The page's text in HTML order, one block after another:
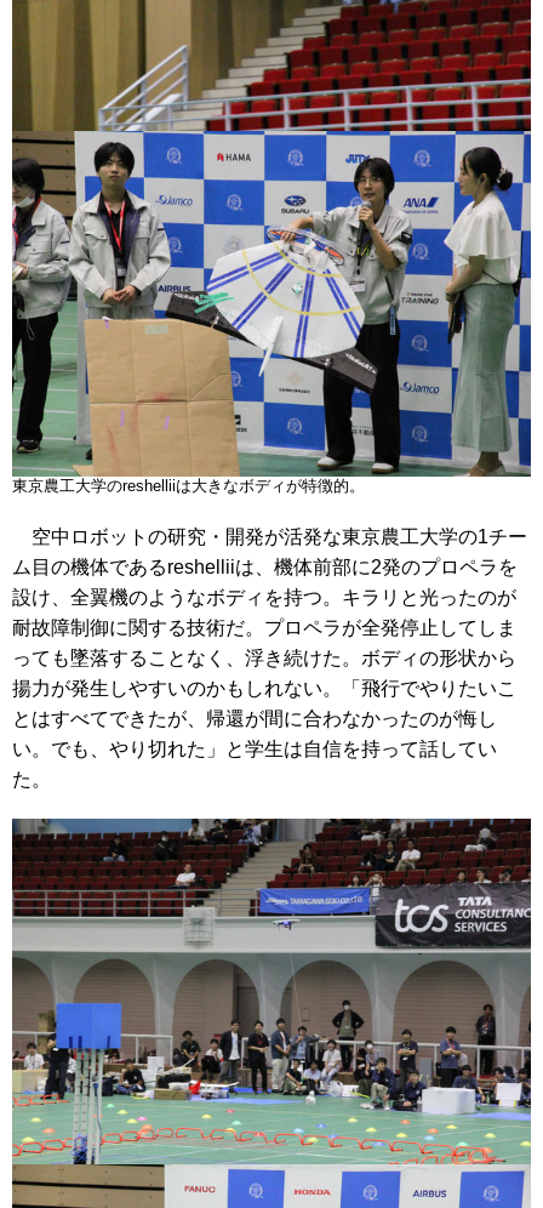
東京農工大学のreshelliiは大きなボディが特徴的。
空中ロボットの研究・開発が活発な東京農工大学の1チー
ム目の機体であるreshelliiは、機体前部に2発のプロペラを
設け、全翼機のようなボディを持つ。キラリと光ったのが
耐故障制御に関する技術だ。プロペラが全発停止してしま
っても墜落することなく、浮き続けた。ボディの形状から
揚力が発生しやすいのかもしれない。「飛行でやりたいこ
とはすべてできたが、帰還が間に合わなかったのが悔し
い。でも、やり切れた」と学生は自信を持って話してい
た。